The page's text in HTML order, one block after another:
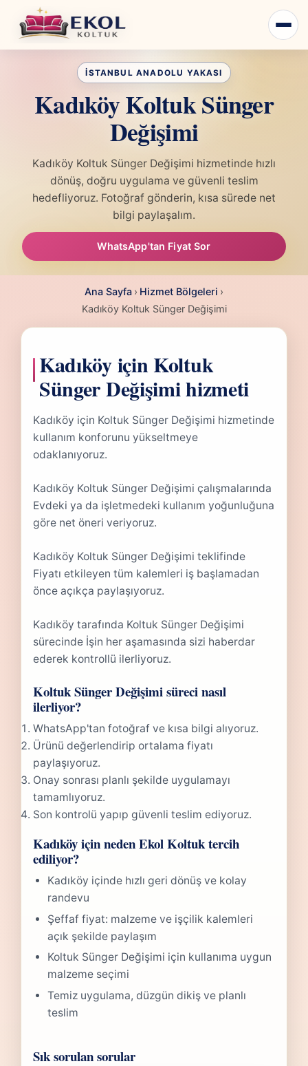
Kadıköy Koltuk Sünger
Değişimi
Kadıköy Koltuk Sünger Değişimi hizmetinde hızlı
dönüş, doğru uygulama ve güvenli teslim
hedefliyoruz. Fotoğraf gönderin, kısa sürede net
bilgi paylaşalım.
WhatsApp'tan Fiyat Sor
Ana Sayfa › Hizmet Bölgeleri ›
Kadıköy Koltuk Sünger Değişimi
Kadıköy için Koltuk
Sünger Değişimi hizmeti
Kadıköy için Koltuk Sünger Değişimi hizmetinde
kullanım konforunu yükseltmeye
odaklanıyoruz.
Kadıköy Koltuk Sünger Değişimi çalışmalarında
Evdeki ya da işletmedeki kullanım yoğunluğuna
göre net öneri veriyoruz.
Kadıköy Koltuk Sünger Değişimi teklifinde
Fiyatı etkileyen tüm kalemleri iş başlamadan
önce açıkça paylaşıyoruz.
Kadıköy tarafında Koltuk Sünger Değişimi
sürecinde İşin her aşamasında sizi haberdar
ederek kontrollü ilerliyoruz.
Koltuk Sünger Değişimi süreci nasıl
ilerliyor?
WhatsApp'tan fotoğraf ve kısa bilgi alıyoruz.
Ürünü değerlendirip ortalama fiyatı
paylaşıyoruz.
Onay sonrası planlı şekilde uygulamayı
tamamlıyoruz.
Son kontrolü yapıp güvenli teslim ediyoruz.
Kadıköy için neden Ekol Koltuk tercih
ediliyor?
Kadıköy içinde hızlı geri dönüş ve kolay
randevu
Şeffaf fiyat: malzeme ve işçilik kalemleri
açık şekilde paylaşım
Koltuk Sünger Değişimi için kullanıma uygun
malzeme seçimi
Temiz uygulama, düzgün dikiş ve planlı
teslim
Sık sorulan sorular